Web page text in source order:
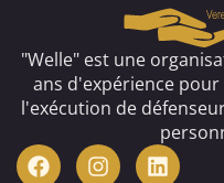
"Welle" est une
ans d'expérience
l'exécution de